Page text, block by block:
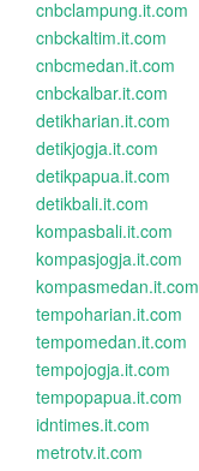
cnbclampung.it.com
cnbckaltim.it.com
cnbcmedan.it.com
cnbckalbar.it.com
detikharian.it.com
detikjogja.it.com
detikpapua.it.com
detikbali.it.com
kompasbali.it.com
kompasjogja.it.com
kompasmedan.it.com
tempoharian.it.com
tempomedan.it.com
tempojogja.it.com
tempopapua.it.com
idntimes.it.com
metrotv.it.com